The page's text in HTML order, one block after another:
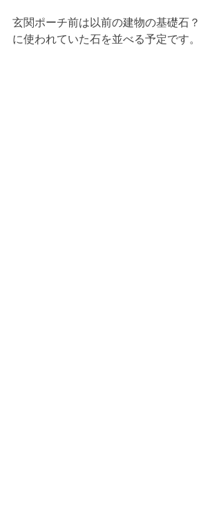
玄関ポーチ前は以前の建物の基礎石？
に使われていた石を並べる予定です。